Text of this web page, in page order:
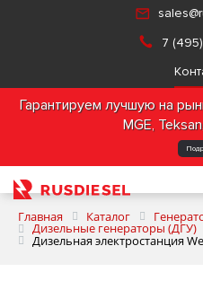
7
Гарантируем лучшую на
MGE,
Главная Каталог
Дизельные генераторы (ДГУ)
Дизельная электростанция